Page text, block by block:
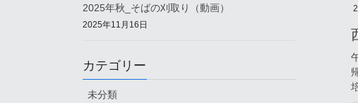
2025年秋_そばの刈取り（動画）
2025年11月16日
カテゴリー
未分類